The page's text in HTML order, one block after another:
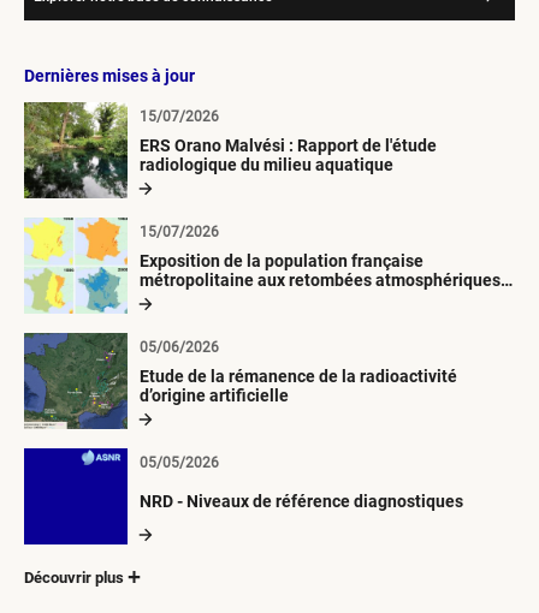
Dernières mises à jour
ERS Orano Malvési : Rapport de l'étude
radiologique du milieu aquatique
15/07/2026
Exposition de la population française
métropolitaine aux retombées atmosphériques
radioactives depuis 1945
15/07/2026
Etude de la rémanence de la radioactivité
d’origine artificielle
05/06/2026
NRD - Niveaux de référence diagnostiques
05/05/2026
Découvrir plus